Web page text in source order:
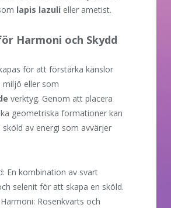
lapis lazuli eller ametist.
Harmoni och Skydd
för att förstärka känslor
miljö eller som
verktyg. Genom att placera
geometriska formationer kan
av energi som avvärjer
En kombination av svart
selenit för att skapa en sköld.
Rosenkvarts och